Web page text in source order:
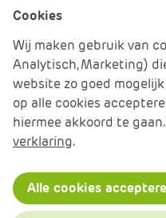
© 2026 APS IT-diensten
Cookies beheren
Cookie verklaring
Algemene voorwaarden
Disclaimer & Privacy
Cookies
Wij maken gebruik van
Analytisch, Marketing)
website zo goed
op alle cookies
hiermee akkoord te
verklaring.
Alle cookies